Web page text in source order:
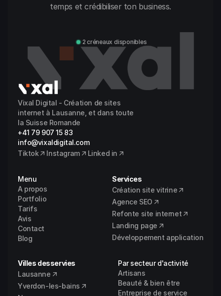
temps et crédibiliser ton business.
Discuter avec Alexandre
2 créneaux disponibles
Vixal Digital - Création de sites
internet à Lausanne, et dans toute
la Suisse Romande
+41 79 907 15 83
info@vixaldigital.com
Tiktok
Instagram Linked in
Menu
A propos
Portfolio
Tarifs
Avis
Contact
Blog
Par secteur d'activité
Artisans
Beauté & bien être
Entreprise de service
Villes desservies
Yverdon-les-bains
Lausanne
Services
Refonte site internet
Landing page
Agence SEO
Création site vitrine
Développement application